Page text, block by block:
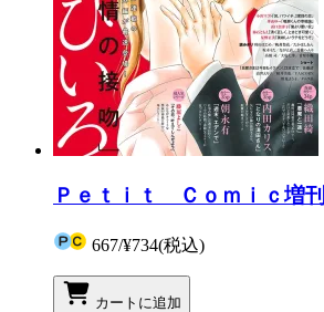
Ｐｅｔｉｔ Ｃｏｍｉｃ増刊
667/¥734(税込)
カートに追加